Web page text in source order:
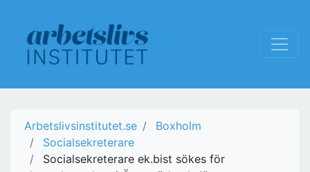
Arbetslivsinstitutet.se
Boxholm
Socialsekreterare
Socialsekreterare ek.bist sökes för